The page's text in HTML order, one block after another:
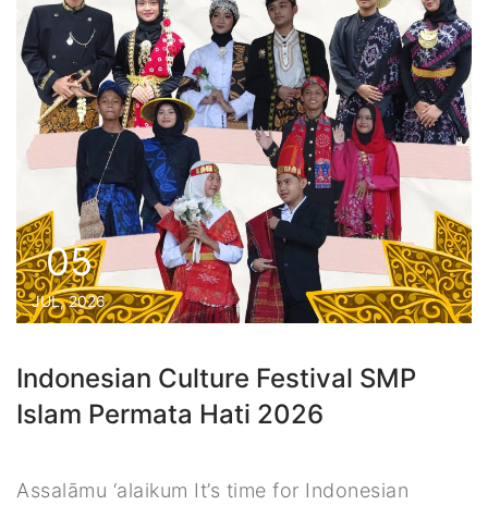
05
JUL, 2026
Indonesian Culture Festival SMP
Islam Permata Hati 2026
Assalāmu ‘alaikum It’s time for Indonesian